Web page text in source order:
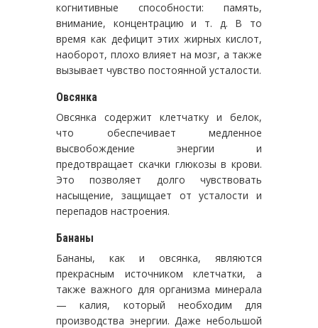
когнитивные способности: память,
внимание, концентрацию и т. д. В то
время как дефицит этих жирных кислот,
наоборот, плохо влияет на мозг, а также
вызывает чувство постоянной усталости.
Овсянка
Овсянка содержит клетчатку и белок,
что обеспечивает медленное
высвобождение энергии и
предотвращает скачки глюкозы в крови.
Это позволяет долго чувствовать
насыщение, защищает от усталости и
перепадов настроения.
Бананы
Бананы, как и овсянка, являются
прекрасным источником клетчатки, а
также важного для организма минерала
— калия, который необходим для
производства энергии. Даже небольшой